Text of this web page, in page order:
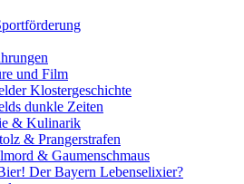
und Film
Klostergeschichte
dunkle Zeiten
& Kulinarik
& Prangerstrafen
& Gaumenschmaus
Der Bayern Lebenselixier?